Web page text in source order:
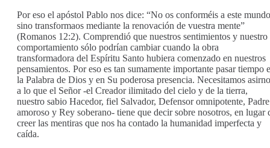
Por eso el apóstol Pablo nos dice: “No os conforméis a este
sino transformaos mediante la renovación de vuestra mente”
(Romanos 12:2). Comprendió que nuestros sentimientos y nuestro
comportamiento sólo podrían cambiar cuando la obra
transformadora del Espíritu Santo hubiera comenzado en nuestros
pensamientos. Por eso es tan sumamente importante pasar tiempo
la Palabra de Dios y en Su poderosa presencia. Necesitamos
a lo que el Señor -el Creador ilimitado del cielo y de la tierra,
nuestro sabio Hacedor, fiel Salvador, Defensor omnipotente, Padre
amoroso y Rey soberano- tiene que decir sobre nosotros, en lugar
creer las mentiras que nos ha contado la humanidad imperfecta y
caída.